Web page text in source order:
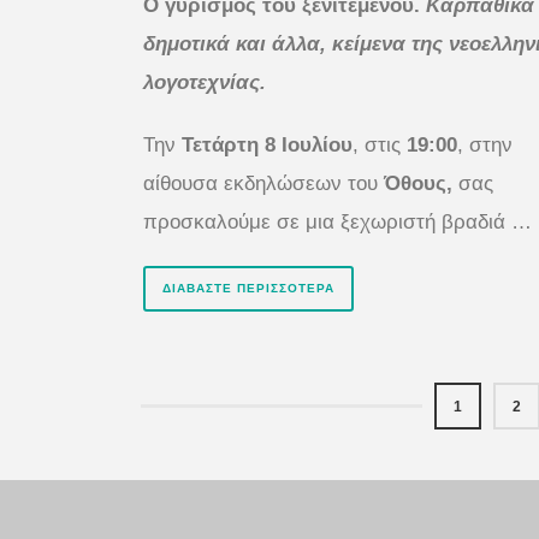
Ο γυρισμός του ξενιτεμένου. Καρπάθικα
δημοτικά και άλλα, κείμενα της
λογοτεχνίας.
Την Τετάρτη 8 Ιουλίου, στις 19:00, στην
αίθουσα εκδηλώσεων του Όθους, σας
προσκαλούμε σε μια ξεχωριστή βραδιά …
ΔΙΑΒΆΣΤΕ ΠΕΡΙΣΣΌΤΕΡΑ
1 2